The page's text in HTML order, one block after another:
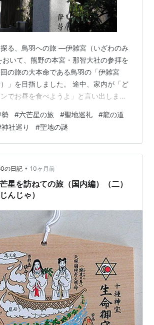
探る、鳥羽への旅 ―伊雑宮（いざわのみ
いて、熊野の本宮・那智大社の参拝を
の旅の大本命である鳥羽の「伊雑宮
）」を目指しました。 途中、家内が「ど
でお昼を食べようよ」と言い出しまし
的矢（まとや）牡蠣を食べさせるか
ました。 午後二時、目的地の料理屋
名物の“海うなぎ丼”と“的矢牡蠣”を注文
が、牡蠣は三月でシーズンが終わって
ンターネットのおすすめ写真を見て楽
けに、少し残念でした。 食…
勢 #六芒星の旅 #聖地巡礼 #龍の道
神社巡り #聖地の謎
の日記 • 10ヶ月前
を訪ねての旅（国内編）（二）
んじゃ）